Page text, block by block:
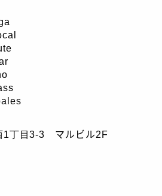
1丁目3-3 マルビル2F